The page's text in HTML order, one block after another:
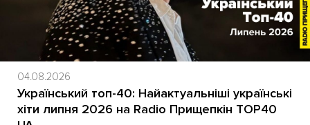
04.08.2026
Український топ-40: Найактуальніші українські
хіти липня 2026 на Radio Прищепкін TOP40